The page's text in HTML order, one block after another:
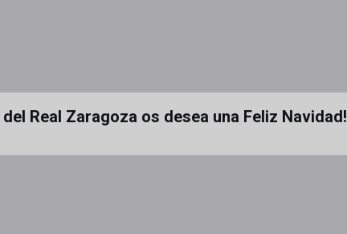
del Real Zaragoza os desea una Feliz Navidad!